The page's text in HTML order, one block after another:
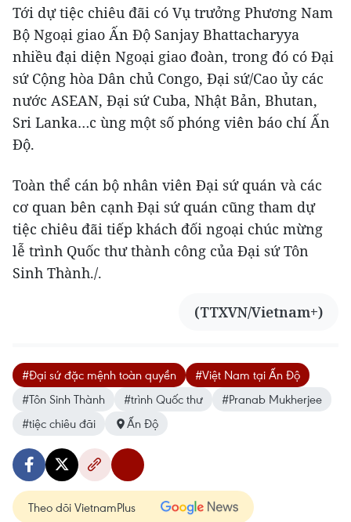
Tới dự tiệc chiêu đãi có Vụ trưởng Phương Nam
Bộ Ngoại giao Ấn Độ Sanjay Bhattacharyya
nhiều đại diện Ngoại giao đoàn, trong đó có Đại
sứ Cộng hòa Dân chủ Congo, Đại sứ/Cao ủy các
nước ASEAN, Đại sứ Cuba, Nhật Bản, Bhutan,
Sri Lanka…c ùng một số phóng viên báo chí Ấn
Độ.
Toàn thể cán bộ nhân viên Đại sứ quán và các
cơ quan bên cạnh Đại sứ quán cũng tham dự
tiệc chiêu đãi tiếp khách đối ngoại chúc mừng
lễ trình Quốc thư thành công của Đại sứ Tôn
Sinh Thành./.
(TTXVN/Vietnam+)
#Đại sứ đặc mệnh toàn quyền
#Việt Nam tại Ấn Độ
#Tôn Sinh Thành
#trình Quốc thư
#Pranab Mukherjee
#tiệc chiêu đãi
Ấn Độ
Theo dõi VietnamPlus